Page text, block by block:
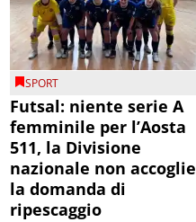
SPORT
Futsal: niente serie A
femminile per l’Aosta
511, la Divisione
nazionale non accoglie
la domanda di
ripescaggio